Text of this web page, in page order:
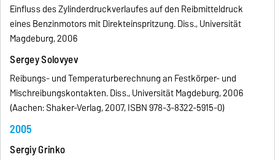
Einfluss des Zylinderdruckverlaufes auf den Reibmitteldruck
eines Benzinmotors mit Direkteinspritzung. Diss., Universität
Magdeburg, 2006
Sergey Solovyev
Reibungs- und Temperaturberechnung an Festkörper- und
Mischreibungskontakten. Diss., Universität Magdeburg, 2006
(Aachen: Shaker-Verlag, 2007, ISBN 978-3-8322-5915-0)
2005
Sergiy Grinko